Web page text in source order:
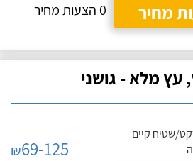
מחיר
0 הצעות מחיר
מלא - גושני
שטיח קיים
₪69-125